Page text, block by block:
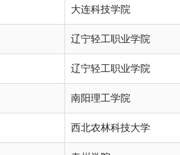
大连科技学院
辽宁轻工职业学院
辽宁轻工职业学院
南阳理工学院
西北农林科技大学